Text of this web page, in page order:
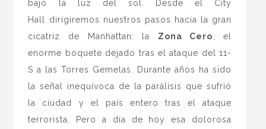
bajo la luz del sol. Desde el City
Hall dirigiremos nuestros pasos
hacia la gran
cicatriz de Manhattan: la Zona Cero, el
enorme boquete dejado tras el ataque del 11-
S a las Torres Gemelas. Durante años ha sido
la señal inequívoca de la parálisis que sufrió
la ciudad y el país entero tras el ataque
terrorista. Pero a día de hoy esa dolorosa